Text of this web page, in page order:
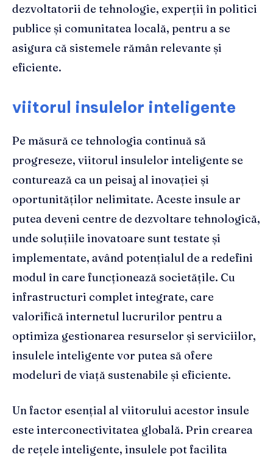
dezvoltatorii de tehnologie, experții în politici
publice și comunitatea locală, pentru a se
asigura că sistemele rămân relevante și
eficiente.
viitorul insulelor inteligente
Pe măsură ce tehnologia continuă să
progreseze, viitorul insulelor inteligente se
conturează ca un peisaj al inovației și
oportunităților nelimitate. Aceste insule ar
putea deveni centre de dezvoltare tehnologică,
unde soluțiile inovatoare sunt testate și
implementate, având potențialul de a redefini
modul în care funcționează societățile. Cu
infrastructuri complet integrate, care
valorifică internetul lucrurilor pentru a
optimiza gestionarea resurselor și serviciilor,
insulele inteligente vor putea să ofere
modeluri de viață sustenabile și eficiente.
Un factor esențial al viitorului acestor insule
este interconectivitatea globală. Prin crearea
de rețele inteligente, insulele pot facilita